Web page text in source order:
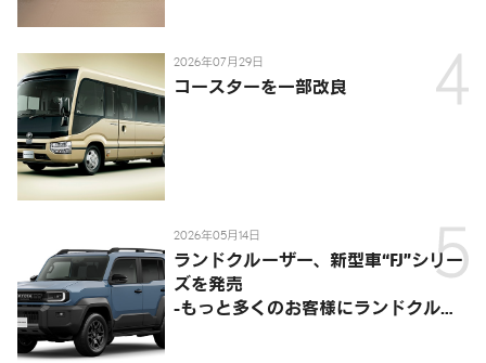
2026年07月29日
コースターを一部改良
2026年05月14日
ランドクルーザー、新型車“FJ”シリー
ズを発売
-もっと多くのお客様にランドクルー